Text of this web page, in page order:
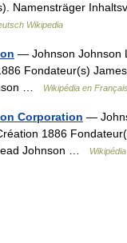
Namensträger
Wikipedia
— Johnson Johnson
Fondateur(s)
…
Wikipédia en
Corporation —
1886
Johnson …